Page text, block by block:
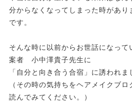
分からなくなってしまった時があり
です。
そんな時に以前からお世話になっ
案者 小中澤貴子先生に
「自分と向き合う合宿」に誘われま
（その時の気持ちをヘアメイクブロ
読んでみてください。）